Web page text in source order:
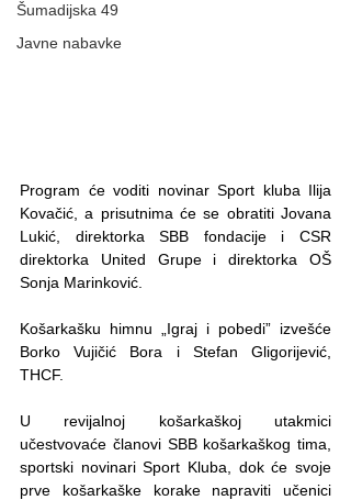
Šumadijska 49
Javne nabavke
Program će voditi novinar Sport kluba Ilija
Kovačić, a prisutnima će se obratiti Jovana
Lukić, direktorka SBB fondacije i CSR
direktorka United Grupe i direktorka OŠ
Sonja Marinković.
Košarkašku himnu „Igraj i pobedi” izvešće
Borko Vujičić Bora i Stefan Gligorijević,
THCF.
U revijalnoj košarkaškoj utakmici
učestvovaće članovi SBB košarkaškog tima,
sportski novinari Sport Kluba, dok će svoje
prve košarkaške korake napraviti učenici